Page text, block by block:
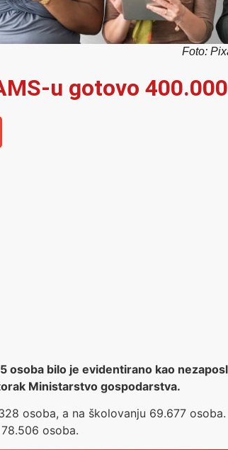
Foto:
u gotovo
osoba bilo je evidentirano kao
Ministarstvo gospodarstva.
osoba, a na školovanju 69.677
osoba.